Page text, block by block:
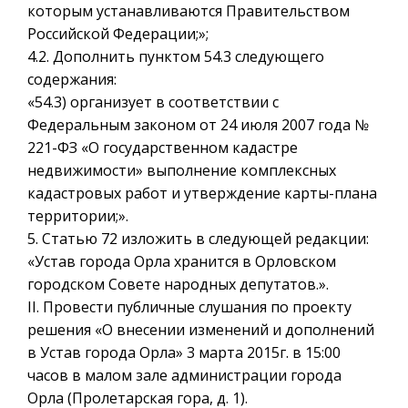
которым устанавливаются Правительством
Российской Федерации;»;
4.2. Дополнить пунктом 54.3 следующего
содержания:
«54.3) организует в соответствии с
Федеральным законом от 24 июля 2007 года №
221-ФЗ «О государственном кадастре
недвижимости» выполнение комплексных
кадастровых работ и утверждение карты-плана
территории;».
5. Статью 72 изложить в следующей редакции:
«Устав города Орла хранится в Орловском
городском Совете народных депутатов.».
II. Провести публичные слушания по проекту
решения «О внесении изменений и дополнений
в Устав города Орла» 3 марта 2015г. в 15:00
часов в малом зале администрации города
Орла (Пролетарская гора, д. 1).